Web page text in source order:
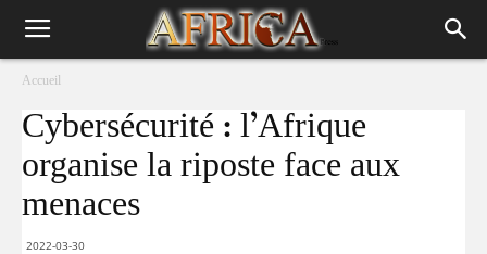
Accueil
Cybersécurité : l’Afrique
organise la riposte face aux
menaces
2022-03-30